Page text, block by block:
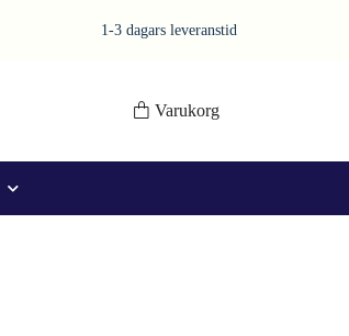
1-3 dagars leveranstid
Varukorg